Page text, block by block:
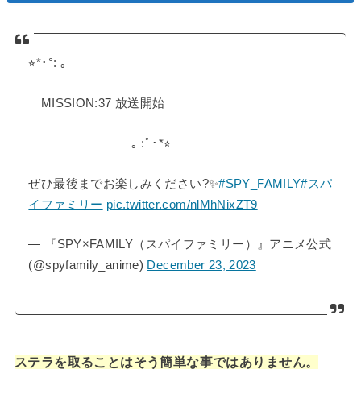
⭐︎*･°: ｡
MISSION:37 放送開始
｡ :ﾟ･*⭐︎
ぜひ最後までお楽しみください?✨#SPY_FAMILY#スパ
イファミリー pic.twitter.com/nlMhNixZT9
— 『SPY×FAMILY（スパイファミリー）』アニメ公式
(@spyfamily_anime) December 23, 2023
ステラを取ることはそう簡単な事ではありません。